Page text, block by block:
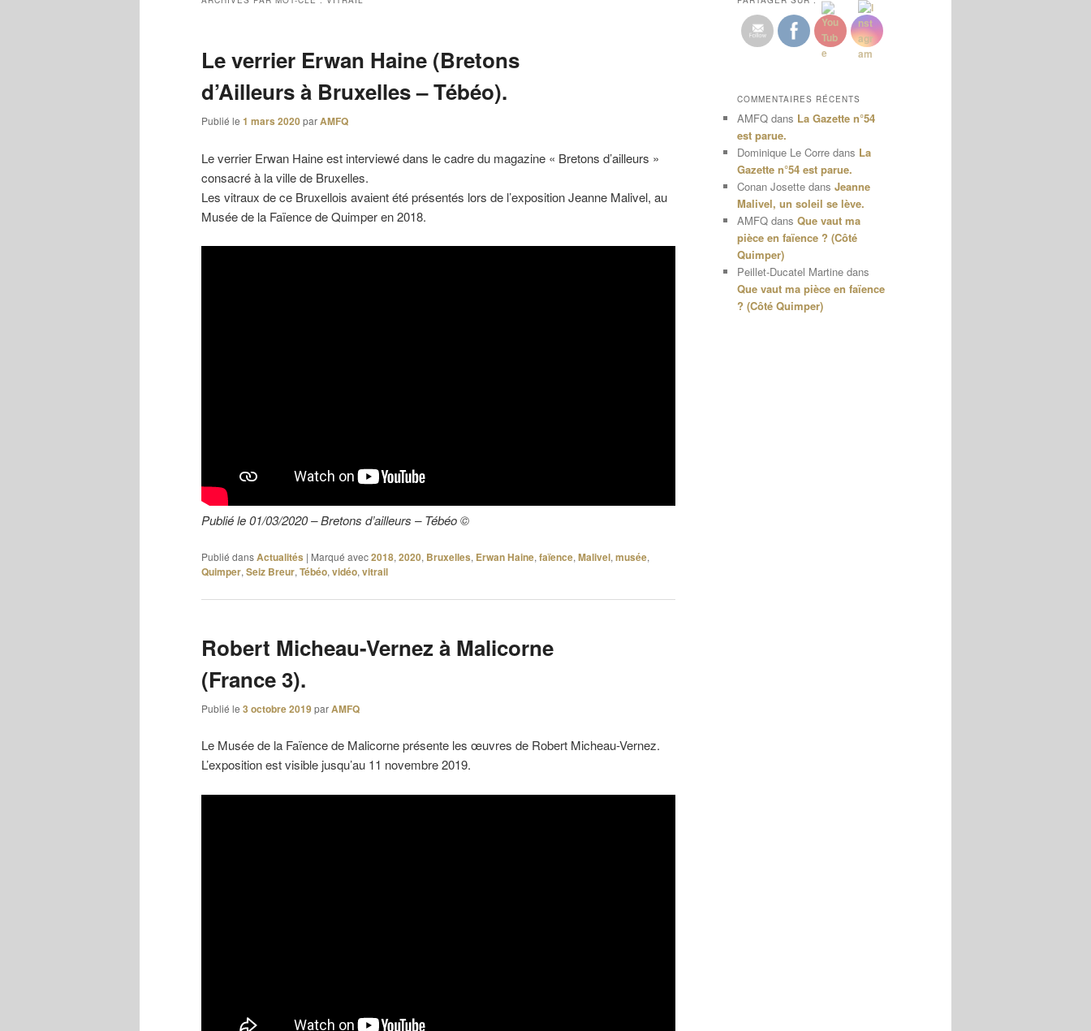
Le verrier Erwan Haine (Bretons
d’Ailleurs à Bruxelles – Tébéo).
Publié le 1 mars 2020parAMFQ
Le verrier Erwan Haine est interviewé dans le cadre du magazine « Bretons d’ailleurs »
consacré à la ville de Bruxelles.
Les vitraux de ce Bruxellois avaient été présentés lors de l’exposition Jeanne Malivel, au
Musée de la Faïence de Quimper en 2018.
Publié le 01/03/2020 – Bretons d’ailleurs – Tébéo ©
Publié dansActualités | Marqué avec2018, 2020, Bruxelles, Erwan Haine, faïence, Malivel, musée,
Quimper, Seiz Breur, Tébéo, vidéo, vitrail
Robert Micheau-Vernez à Malicorne
(France 3).
Publié le 3 octobre 2019parAMFQ
Le Musée de la Faïence de Malicorne présente les œuvres de Robert Micheau-Vernez.
L’exposition est visible jusqu’au 11 novembre 2019.
COMMENTAIRES RÉCENTS
AMFQ dans La Gazette n°54
est parue.
Dominique Le Corre dans La
Gazette n°54 est parue.
Conan Josette dans Jeanne
Malivel, un soleil se lève.
AMFQ dans Que vaut ma
pièce en faïence ? (Côté
Quimper)
Peillet-Ducatel Martine dans
Que vaut ma pièce en faïence
? (Côté Quimper)